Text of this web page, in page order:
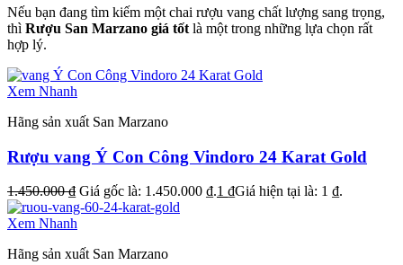
Nếu bạn đang tìm kiếm một chai rượu vang chất lượng sang trọng,
thì Rượu San Marzano giá tốt là một trong những lựa chọn rất
hợp lý.
Xem Nhanh
Hãng sản xuất San Marzano
Rượu vang Ý Con Công Vindoro 24 Karat Gold
1.450.000₫ Giá gốc là: 1.450.000 ₫.1 ₫Giá hiện tại là: 1 ₫.
Xem Nhanh
Hãng sản xuất San Marzano